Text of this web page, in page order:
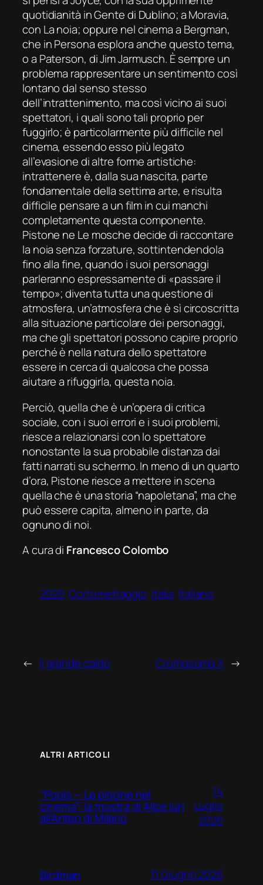
quotidianità inGentedi Dublino; a Moravia,
con Lanoia; oppure nel cinema a Bergman,
che inPersonaesplora anche questo tema,
o a Paterson, di Jim Jarmusch. È sempre un
problema rappresentare un sentimento così
lontano dal senso stesso
dell’intrattenimento, ma così vicino ai suoi
spettatori, i quali sono tali proprio per
fuggirlo; è particolarmente più difficile nel
cinema, essendo esso più legato
all’evasione di altre forme artistiche:
intrattenere è, dalla sua nascita, parte
fondamentale della settima arte, e risulta
difficile pensare a un film in cui manchi
completamente questa componente.
Pistone ne Le moschedecide di raccontare
la noia senza forzature, sottintendendola
fino alla fine, quando i suoi personaggi
parleranno espressamente di «passare il
tempo»; diventa tutta una questione di
atmosfera, un’atmosfera che è sì circoscritta
alla situazione particolare dei personaggi,
ma che gli spettatori possono capire proprio
perché è nella natura dello spettatore
essere in cerca di qualcosa che possa
aiutare a rifuggirla, questa noia.
Perciò, quella che è un’opera di critica
sociale, con i suoi errori e i suoi problemi,
riesce a relazionarsi con lo spettatore
nonostante la sua probabile distanza dai
fatti narrati su schermo. In meno di un quarto
d’ora, Pistone riesce a mettere in scena
quella che è una storia “napoletana”, ma che
può essere capita, almeno in parte, da
ognuno di noi.
A cura di Francesco Colombo
2020 Cortometraggio Italia Italiano
← Il grande caldo Cromosoma X →
ALTRI ARTICOLI
“Pools — Le piscine nel
cinema”: la mostra di Alice Iuri
all’Anteo di Milano
14
Luglio
2026
Birdman 11 Giugno 2026